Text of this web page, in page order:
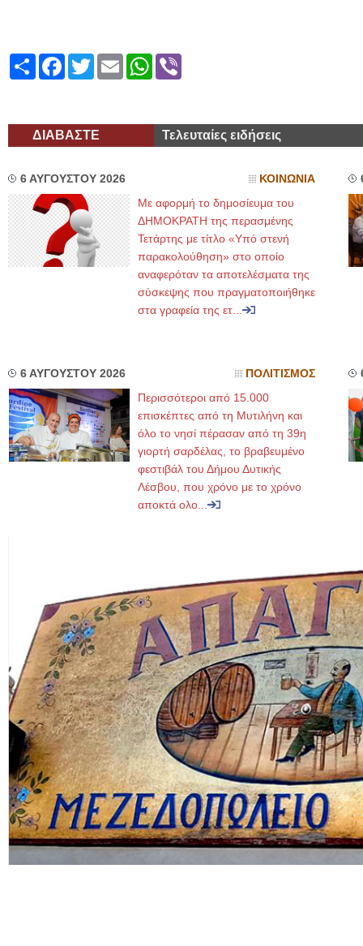
ShareFacebook
TwitterEmailWhatsApp
ΔΙΑΒΑΣΤΕ Τελευταίες ειδήσεις
6 ΑΥΓΟΥΣΤΟΥ 2026 ΚΟΙΝΩΝΙΑ
Με αφορμή το δημοσίευμα του
ΔΗΜΟΚΡΑΤΗ της περασμένης
Τετάρτης με τίτλο «Υπό στενή
παρακολούθηση» στο οποίο
αναφερόταν τα αποτελέσματα της
σύσκεψης που πραγματοποιήθηκε
στα γραφεία της ετ...
6 ΑΥΓΟΥΣΤΟΥ 2026 ΠΟΛΙΤΙΣΜΟΣ
Περισσότεροι από 15.000
επισκέπτες από τη Μυτιλήνη και
όλο το νησί πέρασαν από τη 39η
γιορτή σαρδέλας, το βραβευμένο
φεστιβάλ του Δήμου Δυτικής
Λέσβου, που χρόνο με το χρόνο
αποκτά ολο...